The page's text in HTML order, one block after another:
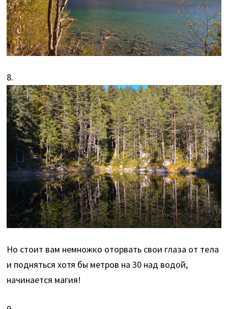
8.
Но стоит вам немножко оторвать свои глаза от тела
и подняться хотя бы метров на 30 над водой,
начинается магия!